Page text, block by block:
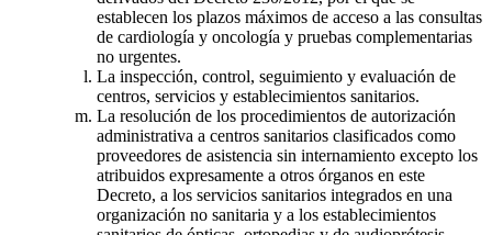
establecen los plazos máximos de acceso a las consultas
de cardiología y oncología y pruebas complementarias
no urgentes.
La inspección, control, seguimiento y evaluación de
centros, servicios y establecimientos sanitarios.
La resolución de los procedimientos de autorización
administrativa a centros sanitarios clasificados como
proveedores de asistencia sin internamiento excepto los
atribuidos expresamente a otros órganos en este
Decreto, a los servicios sanitarios integrados en una
organización no sanitaria y a los establecimientos